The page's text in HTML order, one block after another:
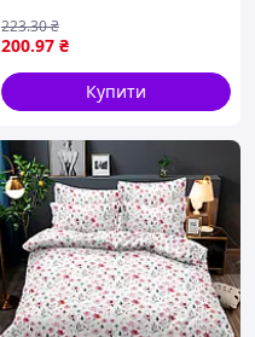
см
200.97 ₴
223.30₴
Купити